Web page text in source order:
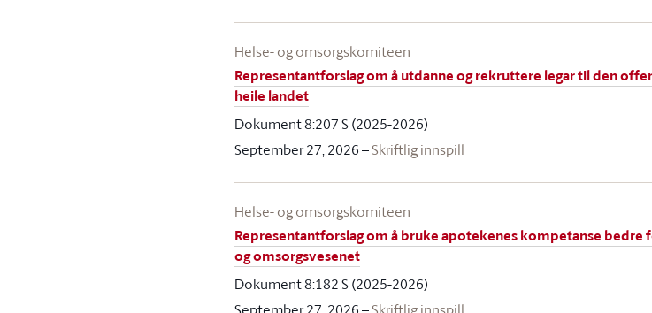
Helse- og omsorgskomiteen
Representantforslag om å utdanne og rekruttere legar til den
heile landet
Dokument 8:207 S (2025-2026)
September 27, 2026–Skriftlig innspill
Helse- og omsorgskomiteen
Representantforslag om å bruke apotekenes kompetanse bedre
og omsorgsvesenet
Dokument 8:182 S (2025-2026)